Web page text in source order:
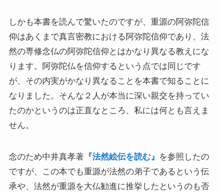
マルクス・エンゲルス研究
マルクスは宗教的な現象か
マルクス・エンゲルス著作と関連作品
産業革命とイギリス・ヨーロッパ社会
しかも本書を読んで驚いたのですが、重源の阿弥陀信
仰はあくまで真言密教における阿弥陀信仰であり、法
然の専修念仏の阿弥陀信仰とはかなり異なる教えにな
ります。阿弥陀仏を信仰するという点では同じです
が、その内実がかなり異なることを本書で知ることに
なりました。そんな２人が本当に深い親交を持ってい
たのかというのは正直なところ、私には何とも言えま
せん。
念のため中井真孝著『法然絵伝を読む』 を参照したの
ですが、この本でも重源が法然の弟子であるという伝
承や、法然が重源を大仏勧進に推挙したというのも否